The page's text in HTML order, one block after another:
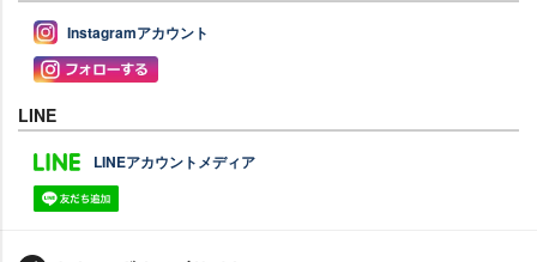
Instagramアカウント
LINE
LINEアカウントメディア